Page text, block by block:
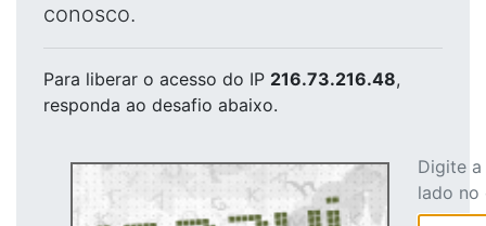
conosco.
Para liberar o acesso do IP 216.73.216.48,
responda ao desafio abaixo.
Digite
lado no